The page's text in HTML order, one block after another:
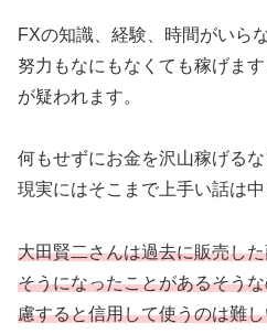
FXの知識、経験、時間がいら
努力もなにもなくても稼げま
が疑われます。
何もせずにお金を沢山稼げる
現実にはそこまで上手い話は中
大田賢二さんは過去に販売し
そうになったことがあるそう
慮すると信用して使うのは難